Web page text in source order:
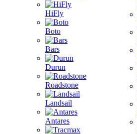
HiFly
Boto
Bars
Durun
Roadstone
Landsail
Antares